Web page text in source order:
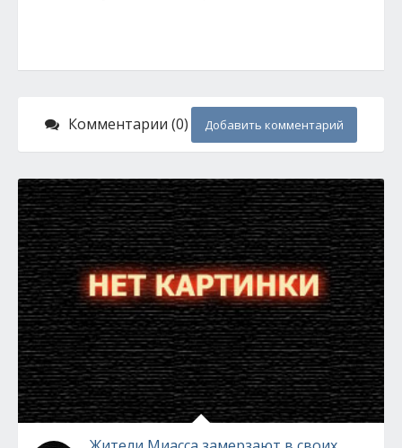
Комментарии (0) Добавить комментарий